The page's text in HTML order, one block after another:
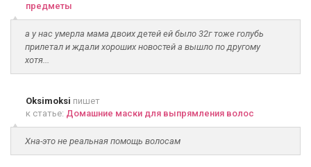
предметы
а у нас умерла мама двоих детей ей было 32г тоже голубь
прилетал и ждали хороших новостей а вышло по другому
хотя...
Oksimoksi пишет
к статье: Домашние маски для выпрямления волос
Хна-это не реальная помощь волосам